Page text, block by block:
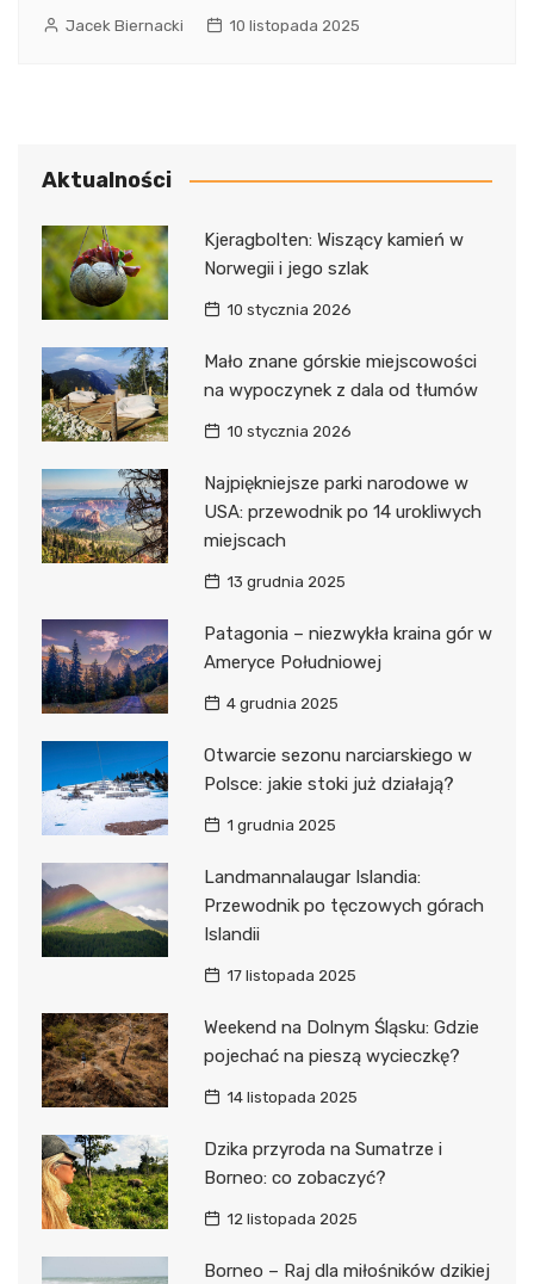
Jacek Biernacki 10 listopada 2025
Aktualności
Kjeragbolten: Wiszący kamień w
Norwegii i jego szlak
10 stycznia 2026
Mało znane górskie miejscowości
na wypoczynek z dala od tłumów
10 stycznia 2026
Najpiękniejsze parki narodowe w
USA: przewodnik po 14 urokliwych
miejscach
13 grudnia 2025
Patagonia – niezwykła kraina gór w
Ameryce Południowej
4 grudnia 2025
Otwarcie sezonu narciarskiego w
Polsce: jakie stoki już działają?
1 grudnia 2025
Landmannalaugar Islandia:
Przewodnik po tęczowych górach
Islandii
17 listopada 2025
Weekend na Dolnym Śląsku: Gdzie
pojechać na pieszą wycieczkę?
14 listopada 2025
Dzika przyroda na Sumatrze i
Borneo: co zobaczyć?
12 listopada 2025
Borneo – Raj dla miłośników dzikiej